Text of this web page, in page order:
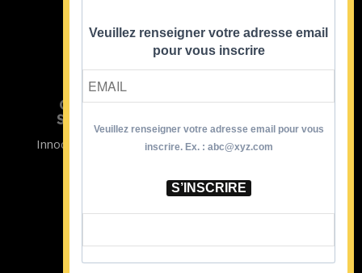
Formations
CRISTINA
SOUTIENT
Innocence en Danger
Contact
Mentions
Veuillez renseigner votre adresse email
pour vous inscrire
Veuillez renseigner votre adresse email pour vous
inscrire. Ex. : abc@xyz.com
S’INSCRIRE